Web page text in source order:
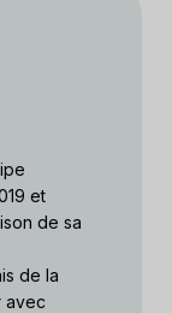
et
de sa
de la
avec